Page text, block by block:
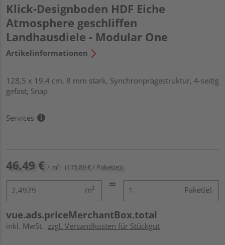
Klick-Designboden HDF Eiche
Atmosphere geschliffen
Landhausdiele - Modular One
Artikelinformationen
128,5 x 19,4 cm, 8 mm stark, Synchronprägestruktur, 4-seitig
gefast, Snap
Services
46,49 € / m² (115,89 € / Paket(e))
m² Paket(e)
vue.ads.priceMerchantBox.total
inkl. MwSt. zzgl. Versandkosten für Stückgut